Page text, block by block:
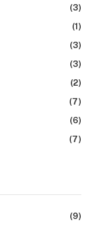
(3)
(1)
(3)
(3)
(2)
(7)
(6)
(7)
(9)